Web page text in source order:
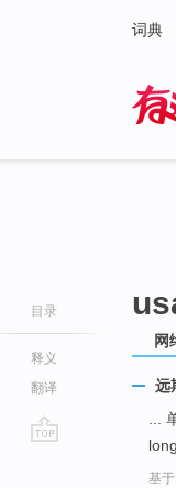
词典
目录
释义
翻译
网
远
...
基